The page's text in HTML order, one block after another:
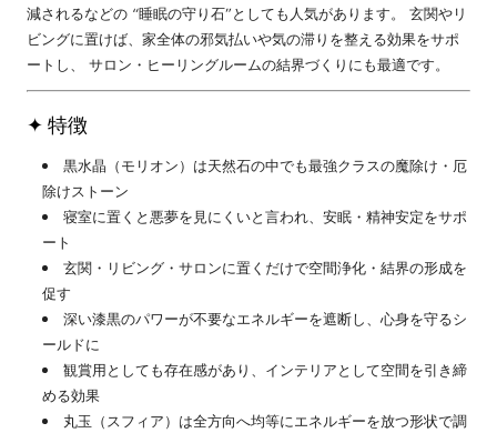
減されるなどの “睡眠の守り石”としても人気があります。 玄関やリ
ビングに置けば、家全体の邪気払いや気の滞りを整える効果をサポ
ートし、 サロン・ヒーリングルームの結界づくりにも最適です。
✦ 特徴
黒水晶（モリオン）は天然石の中でも最強クラスの魔除け・厄
除けストーン
寝室に置くと悪夢を見にくいと言われ、安眠・精神安定をサポ
ート
玄関・リビング・サロンに置くだけで空間浄化・結界の形成を
促す
深い漆黒のパワーが不要なエネルギーを遮断し、心身を守るシ
ールドに
観賞用としても存在感があり、インテリアとして空間を引き締
める効果
丸玉（スフィア）は全方向へ均等にエネルギーを放つ形状で調